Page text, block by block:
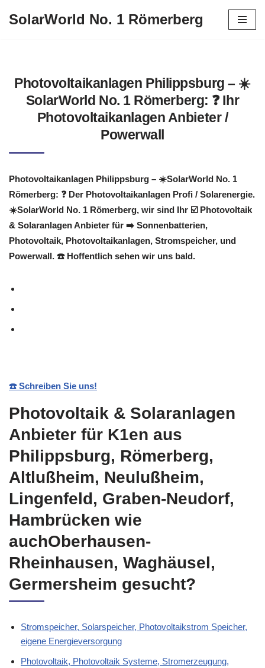
SolarWorld No. 1 Römerberg
Photovoltaikanlagen Philippsburg – ☀️
SolarWorld No. 1 Römerberg: ❓️ Ihr
Photovoltaikanlagen Anbieter /
Powerwall
Photovoltaikanlagen Philippsburg – ☀️SolarWorld No. 1
Römerberg: ❓️ Der Photovoltaikanlagen Profi / Solarenergie.
☀️SolarWorld No. 1 Römerberg, wir sind Ihr ☑️ Photovoltaik
& Solaranlagen Anbieter für ➡️ Sonnenbatterien,
Photovoltaik, Photovoltaikanlagen, Stromspeicher, und
Powerwall. ☎️ Hoffentlich sehen wir uns bald.
☎️ Schreiben Sie uns!
Photovoltaik & Solaranlagen
Anbieter für K1en aus
Philippsburg, Römerberg,
Altlußheim, Neulußheim,
Lingenfeld, Graben-Neudorf,
Hambrücken wie
auchOberhausen-
Rheinhausen, Waghäusel,
Germersheim gesucht?
Stromspeicher, Solarspeicher, Photovoltaikstrom Speicher,
eigene Energieversorgung
Photovoltaik, Photovoltaik Systeme, Stromerzeugung,